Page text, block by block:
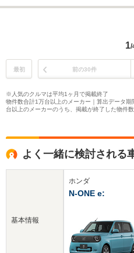
1/
最初 前の30件
※人気のクルマは平均1ヶ月で掲載終了
物件数合計1万台以上のメーカー｜算出データ
台以上のメーカーのうち、掲載が終了した物件
よく一緒に検討される
基本情報
ホンダ
N-ONE e: